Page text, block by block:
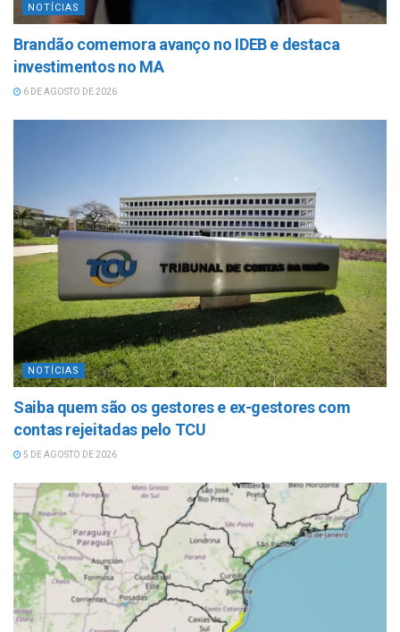
NOTÍCIAS
Brandão comemora avanço no IDEB e destaca
investimentos no MA
6 DE AGOSTO DE 2026
NOTÍCIAS
Saiba quem são os gestores e ex-gestores com
contas rejeitadas pelo TCU
5 DE AGOSTO DE 2026